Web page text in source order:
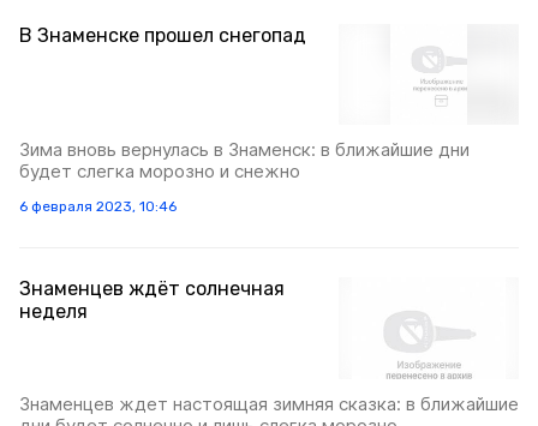
В Знаменске прошел снегопад
Зима вновь вернулась в Знаменск: в ближайшие дни
будет слегка морозно и снежно
6 февраля 2023, 10:46
Знаменцев ждёт солнечная
неделя
Знаменцев ждет настоящая зимняя сказка: в ближайшие